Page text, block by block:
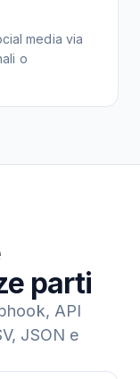
media via
o
parti
API
JSON e